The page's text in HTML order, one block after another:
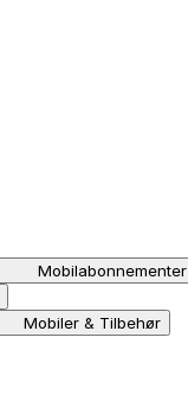
Mobilabonnementer
Mobiler & Tilbehør